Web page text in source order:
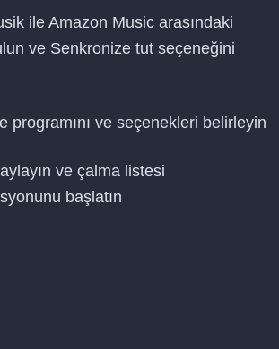
ile Amazon Music arasındaki
ve Senkronize tut seçeneğini
programını ve seçenekleri belirleyin
ve çalma listesi
başlatın